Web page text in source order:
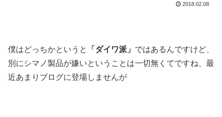
2018.02.08
僕はどっちかというと 「ダイワ派」 ではあるんですけど、
別にシマノ製品が嫌いということは一切無くてですね、最
近あまりブログに登場しませんが